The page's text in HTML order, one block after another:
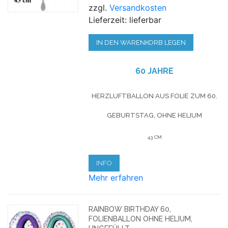
zzgl.Versandkosten
Lieferzeit: lieferbar
IN DEN WARENKORB LEGEN
60 JAHRE
HERZLUFTBALLON AUS FOLIE ZUM 60.
GEBURTSTAG, OHNE HELIUM
43 CM
INFO
Mehr erfahren
RAINBOW BIRTHDAY 60,
FOLIENBALLON OHNE HELIUM,